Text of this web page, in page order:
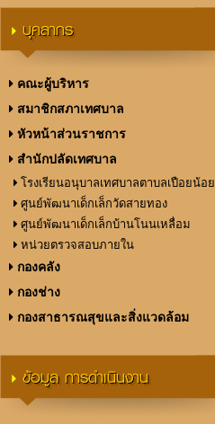
บุคลากร
คณะผู้บริหาร
สมาชิกสภาเทศบาล
หัวหน้าส่วนราชการ
สำนักปลัดเทศบาล
โรงเรียนอนุบาลเทศบาลตาบลเปือยน้อย
ศูนย์พัฒนาเด็กเล็กวัดสายทอง
ศูนย์พัฒนาเด็กเล็กบ้านโนนเหลื่อม
หน่วยตรวจสอบภายใน
กองคลัง
กองช่าง
กองสาธารณสุขและสิ่งแวดล้อม
ข้อมูล การดำเนินงาน